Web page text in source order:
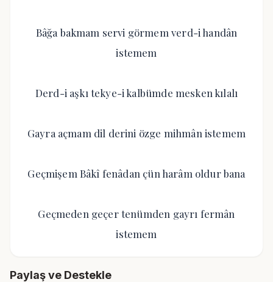
Bâğa bakmam servi görmem verd-i handân
istemem
Derd-i aşkı tekye-i kalbümde mesken kılalı
Gayra açmam dil derini özge mihmân istemem
Geçmişem Bâkî fenâdan çün harâm oldur bana
Geçmeden geçer tenümden gayrı fermân
istemem
Paylaş ve Destekle